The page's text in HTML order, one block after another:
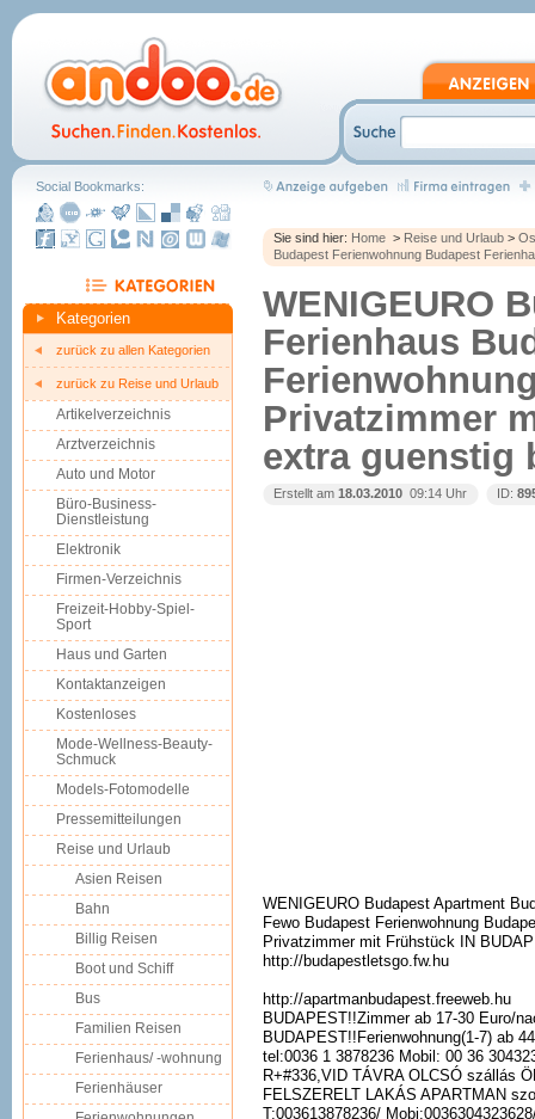
Sie sind hier: Home > Reise und Urlaub >
Budapest Ferienwohnung Budapest
WENIGEURO
Ferienhaus
Privatzimmer
extra guenstig
Erstellt am 18.03.2010  09:14 Uhr ID:
WENIGEURO Budapest Apartment
Fewo Budapest Ferienwohnung
Privatzimmer mit Frühstück IN
http://budapestletsgo.fw.hu
http://apartmanbudapest.freeweb.hu
BUDAPEST!!Zimmer ab 17-30 Euro/
BUDAPEST!!Ferienwohnung(1-7) ab
tel:0036 1 3878236 Mobil: 00 36
R+#336,VID TÁVRA OLCSÓ szállás
FELSZERELT LAKÁS APARTMAN
T:003613878236/
Social Bookmarks:
Kategorien
zurück zu allen Kategorien
zurück zu Reise und Urlaub
Artikelverzeichnis
Arztverzeichnis
Auto und Motor
Büro-Business-
Dienstleistung
Elektronik
Firmen-Verzeichnis
Freizeit-Hobby-Spiel-
Sport
Haus und Garten
Kontaktanzeigen
Kostenloses
Mode-Wellness-Beauty-
Schmuck
Models-Fotomodelle
Pressemitteilungen
Reise und Urlaub
Asien Reisen
Bahn
Billig Reisen
Boot und Schiff
Bus
Familien Reisen
Ferienhaus/ -wohnung
Ferienhäuser